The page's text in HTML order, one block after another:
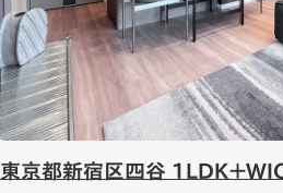
東京都新宿区四谷 1LDK＋